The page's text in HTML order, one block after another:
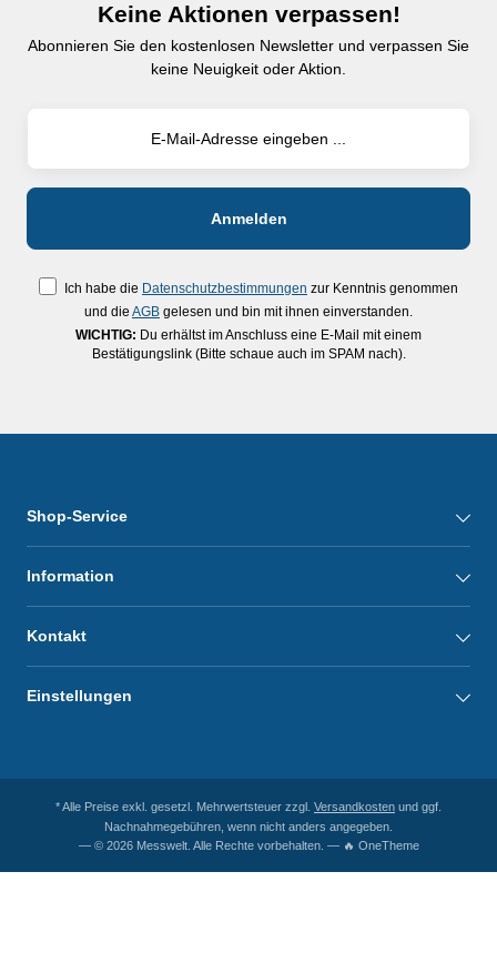
Keine Aktionen verpassen!
Abonnieren Sie den kostenlosen Newsletter und verpassen Sie
keine Neuigkeit oder Aktion.
Ich habe die Datenschutzbestimmungen zur Kenntnis genommen
und die AGB gelesen und bin mit ihnen einverstanden.
WICHTIG: Du erhältst im Anschluss eine E-Mail mit einem
Bestätigungslink (Bitte schaue auch im SPAM nach).
Shop-Service
Information
Kontakt
Einstellungen
* Alle Preise exkl. gesetzl. Mehrwertsteuer zzgl. Versandkosten und ggf.
Nachnahmegebühren, wenn nicht anders angegeben.
— © 2026 Messwelt. Alle Rechte vorbehalten. — 🔥 OneTheme